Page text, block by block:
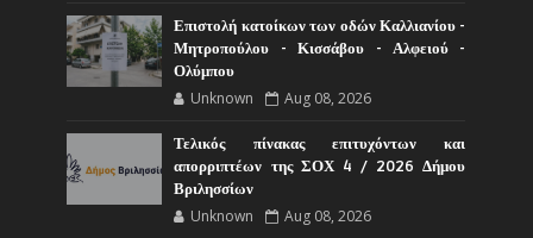
Επιστολή κατοίκων των οδών Καλλιανίου -
Μητροπούλου - Κισσάβου - Αλφειού -
Ολύμπου
Unknown Aug 08, 2026
Τελικός πίνακας επιτυχόντων και
απορριπτέων της ΣΟΧ 4 / 2026 Δήμου
Βριλησσίων
Unknown Aug 08, 2026